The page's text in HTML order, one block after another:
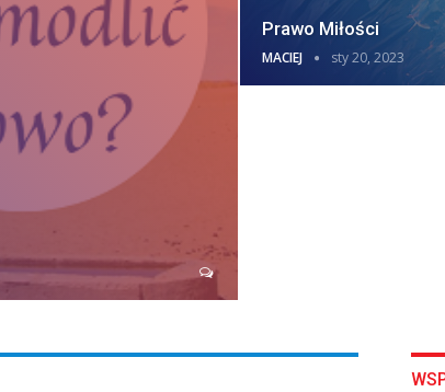
Prawo Miłości
MACIEJ sty 20, 2023